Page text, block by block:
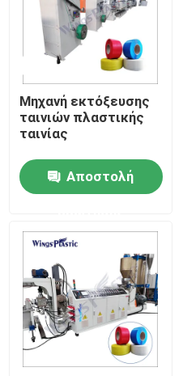
σωλήνων
σωλήνων
σωλήνων
Μηχανή εκτόξευσης
ταινιών πλαστικής
ταινίας
Αποστολή